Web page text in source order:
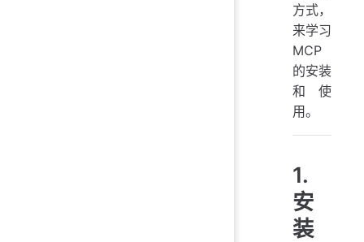
方式，
来学习
MCP
的安装
和使
用。
1.
安
装